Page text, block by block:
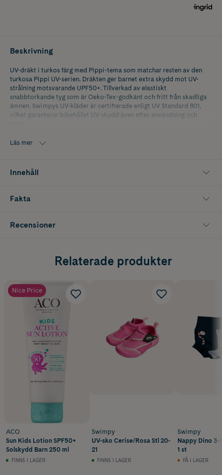
Beskrivning
UV-dräkt i turkos färg med Pippi-tema som matchar resten av den
turkosa Pippi UV-serien. Dräkten ger barnet extra skydd mot UV-
strålning motsvarande UPF50+. Tillverkad av elastiskt
snabbtorkande tyg som är Oeko-Tex-godkänt och fritt från skadliga
ämnen. Swimpys UV-kläder är certifierade enligt UV Standard 801,
vilket garanterar bibehållet UV-skydd även efter användning och
Läs mer
Innehåll
Fakta
Recensioner
Relaterade produkter
Nice Price
ACO
Sun Kids Lotion SPF50+
Solskydd Barn 250 ml
FINNS I LAGER
Swimpy
UV-sko Cerise/Rosa Stl 20-
21
FINNS I LAGER
Swimpy
Nappy Dino 3-
1 st
FÅ I LAGER